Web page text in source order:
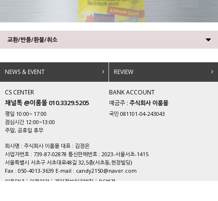
교환/반품/환불/취소
NEWS & EVENT REVIEW
CS CENTER
채널톡 @이룸몰 010.3329.5205
평일 10:00~ 17:00
점심시간 12:00~13:00
주말, 공휴일 휴무
BANK ACCOUNT
예금주 : 주식회사 이룸몰
국민 081101-04-243043
회사명 : 주식회사 이룸몰 대표 : 김정은
사업자번호 : 739-87-02878 통신판매번호 : 2023-서울서초-1415
서울특별시 서초구 서초대로48길 32,5층(서초동,현정빌딩)
Fax : 050-4013-3639 E-mail : candy2150@naver.com
이용안내
이용약관 개인정보처리방침 PC버전